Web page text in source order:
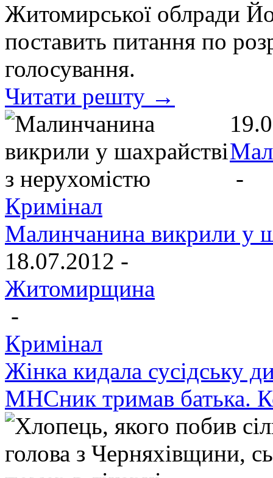
Житомирської облради
поставить питання по
голосування.
Читати решту →
-
Кримінал
Малинчанина викрили у
18.07.2012 -
Житомирщина
-
Кримінал
Жінка кидала сусідську
МНСник тримав батька.